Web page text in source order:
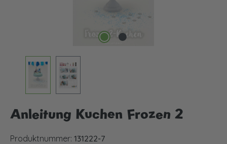
Anleitung Kuchen Frozen 2
Produktnummer: 131222-7